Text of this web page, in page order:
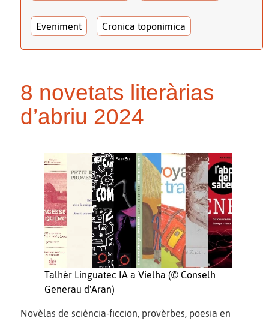
Eveniment Cronica toponimica
8 novetats literàrias
d’abriu 2024
Talhèr Linguatec IA a Vielha (© Conselh
Generau d'Aran)
Novèlas de sciéncia-ficcion, provèrbes, poesia en